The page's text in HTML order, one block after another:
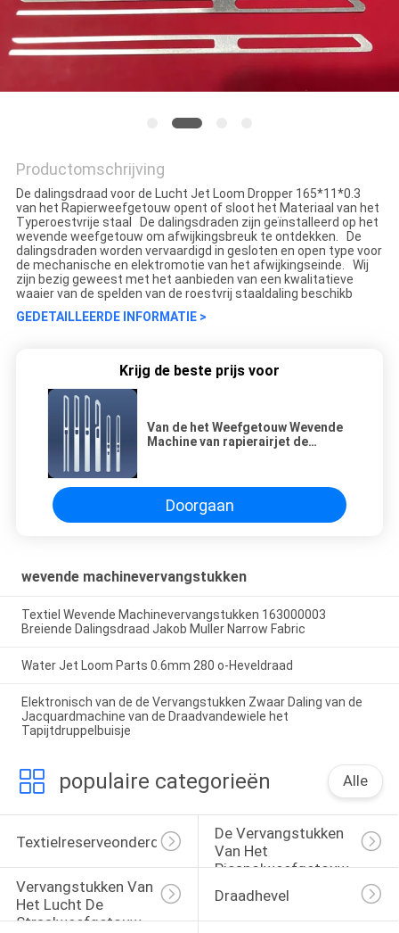
Productomschrijving
De dalingsdraad voor de Lucht Jet Loom Dropper 165*11*0.3
van het Rapierweefgetouw opent of sloot het Materiaal van het
Typeroestvrije staal De dalingsdraden zijn geïnstalleerd op het
wevende weefgetouw om afwijkingsbreuk te ontdekken. De
dalingsdraden worden vervaardigd in gesloten en open type voor
de mechanische en elektromotie van het afwijkingseinde. Wij
zijn bezig geweest met het aanbieden van een kwalitatieve
waaier van de spelden van de roestvrij staaldaling beschikb
GEDETAILLEERDE INFORMATIE >
Krijg de beste prijs voor
Van de het Weefgetouw Wevende
Machine van rapierairjet de
Doorgaan
wevende machinevervangstukken
Textiel Wevende Machinevervangstukken 163000003
Breiende Dalingsdraad Jakob Muller Narrow Fabric
Water Jet Loom Parts 0.6mm 280 o-Heveldraad
Elektronisch van de de Vervangstukken Zwaar Daling van de
Jacquardmachine van de Draadvandewiele het
Tapijtdruppelbuisje
populaire categorieën Alle
TextielreserveonderdelendelenDe Vervangstukken
Van Het
Picanolweefgetouw
Vervangstukken Van
Het Lucht De
Straalweefgetouw
Draadhevel